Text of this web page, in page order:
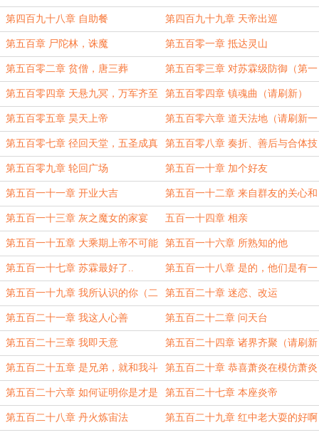
第四百九十八章 自助餐 第四百九十九章 天帝出巡
第五百章 尸陀林，诛魔 第五百零一章 抵达灵山
第五百零二章 贫僧，唐三葬 第五百零三章 对苏霖级防御（第一
更）
第五百零四章 天悬九冥，万军齐至
（第二更）
第五百零四章 镇魂曲（请刷新）
第五百零五章 昊天上帝 第五百零六章 道天法地（请刷新一
下）
第五百零七章 径回天堂，五圣成真
（三月八日6000字，西游篇完）
第五百零八章 奏折、善后与合体技
第五百零九章 轮回广场 第五百一十章 加个好友
第五百一十一章 开业大吉 第五百一十二章 来自群友的关心和
慰问
第五百一十三章 灰之魔女的家宴
（5000字）
五百一十四章 相亲
第五百一十五章 大乘期上帝不可能
遇见修罗场（7500字）
第五百一十六章 所熟知的他
第五百一十七章 苏霖最好了.. 第五百一十八章 是的，他们是有一
个孩子（6800字）
第五百一十九章 我所认识的你（二
合一8000字）
第五百二十章 迷恋、改运
第五百二十一章 我这人心善 第五百二十二章 问天台
第五百二十三章 我即天意 第五百二十四章 诸界齐聚（请刷新
一下）
第五百二十五章 是兄弟，就和我斗
破苍穹
第五百二十章 恭喜萧炎在模仿萧炎
大赛上获得第三名
第五百二十六章 如何证明你是才是
真正的萧炎
第五百二十七章 本座炎帝
第五百二十八章 丹火炼宙法 第五百二十九章 红中老大耍的好啊